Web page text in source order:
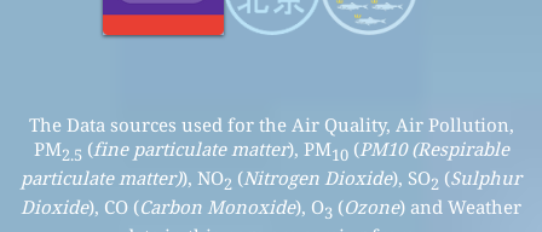
The Data sources used for the Air Quality, Air Pollution,
PM2.5 (fine particulate matter), PM10(PM10 (Respirable
particulate matter)), NO2 (Nitrogen Dioxide), SO2 (Sulphur
Dioxide), CO (Carbon Monoxide), O3 (Ozone) and Weather